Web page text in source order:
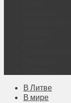
В Литве
В мире